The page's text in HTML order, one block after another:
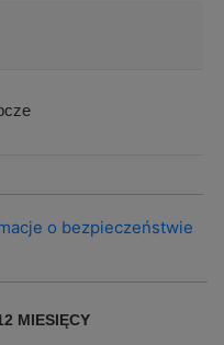
o bezpieczeństwie
MIESIĘCY